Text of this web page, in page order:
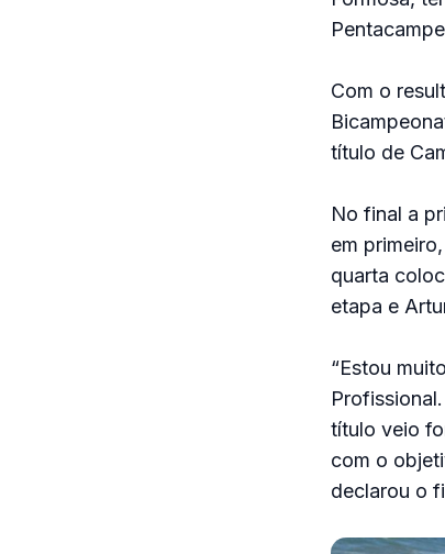
Com o
título de
No final a
em
quarta
etapa e
“Estou
título veio
com o
declarou o